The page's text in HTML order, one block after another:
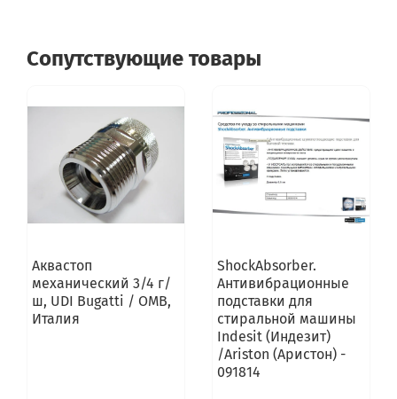
Сопутствующие товары
Аквастоп
механический 3/4 г/
ш, UDI Bugatti / OMB,
Италия
ShockAbsorber.
Антивибрационные
подставки для
стиральной машины
Indesit (Индезит)
/Ariston (Аристон) -
091814